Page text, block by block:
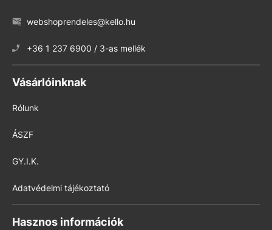
webshoprendeles@kello.hu
+36 1 237 6900 / 3-as mellék
Vásárlóinknak
Rólunk
ÁSZF
GY.I.K.
Adatvédelmi tájékoztató
Hasznos információk